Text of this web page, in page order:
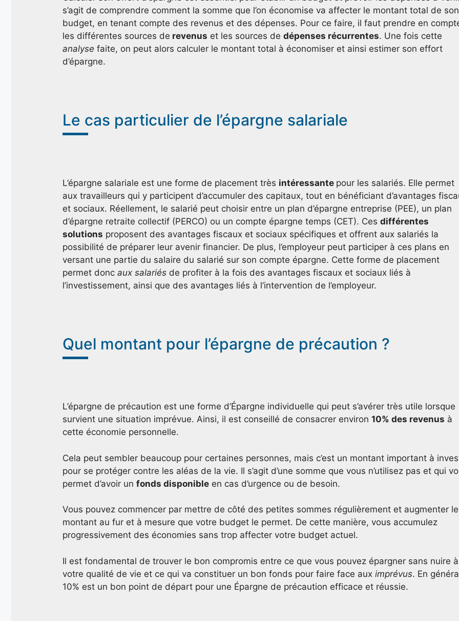
s’agit de comprendre comment la somme que l’on économise va affecter le montant total de son
budget, en tenant compte des revenus et des dépenses. Pour ce faire, il faut prendre en
les différentes sources de revenus et les sources de dépenses récurrentes. Une fois cette
analyse faite, on peut alors calculer le montant total à économiser et ainsi estimer son effort
d’épargne.
‍Le cas particulier de l’épargne salariale
L’épargne salariale est une forme de placement très intéressante pour les salariés. Elle permet
aux travailleurs qui y participent d’accumuler des capitaux, tout en bénéficiant d’avantages
et sociaux. Réellement, le salarié peut choisir entre un plan d’épargne entreprise (PEE), un plan
d’épargne retraite collectif (PERCO) ou un compte épargne temps (CET). Ces différentes
solutions proposent des avantages fiscaux et sociaux spécifiques et offrent aux salariés la
possibilité de préparer leur avenir financier. De plus, l’employeur peut participer à ces plans en
versant une partie du salaire du salarié sur son compte épargne. Cette forme de placement
permet donc aux salariés de profiter à la fois des avantages fiscaux et sociaux liés à
l’investissement, ainsi que des avantages liés à l’intervention de l’employeur.
Quel montant pour l’épargne de précaution ?
L’épargne de précaution est une forme d’Épargne individuelle qui peut s’avérer très utile lorsque
survient une situation imprévue. Ainsi, il est conseillé de consacrer environ 10% des revenus à
cette économie personnelle.
Cela peut sembler beaucoup pour certaines personnes, mais c’est un montant important à
pour se protéger contre les aléas de la vie. Il s’agit d’une somme que vous n’utilisez pas et qui
permet d’avoir un fonds disponible en cas d’urgence ou de besoin.
Vous pouvez commencer par mettre de côté des petites sommes régulièrement et augmenter le
montant au fur et à mesure que votre budget le permet. De cette manière, vous accumulez
progressivement des économies sans trop affecter votre budget actuel.
Il est fondamental de trouver le bon compromis entre ce que vous pouvez épargner sans nuire à
votre qualité de vie et ce qui va constituer un bon fonds pour faire face aux imprévus. En
10% est un bon point de départ pour une Épargne de précaution efficace et réussie.